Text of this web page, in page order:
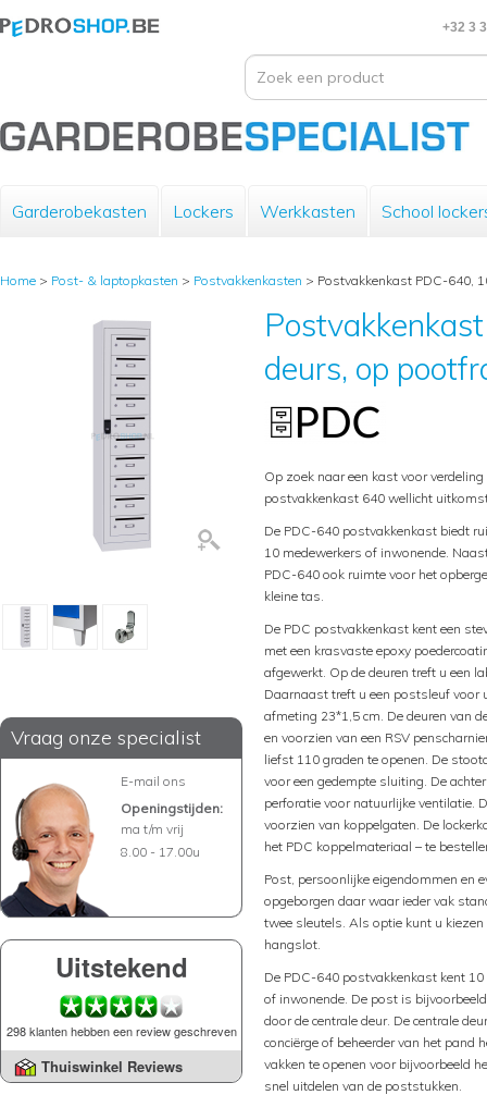
+32 3
Garderobekasten Lockers Werkkasten School
Home > Post- & laptopkasten > Postvakkenkasten > Postvakkenkast PDC-640,
Vraag onze specialist
E-mail ons
Openingstijden:
ma t/m vrij
8.00 - 17.00u
Uitstekend
298 klanten hebben een review geschreven
Thuiswinkel Reviews
deurs, op
Op zoek naar een kast voor
postvakkenkast 640 wellicht
De PDC-640 postvakkenkast biedt
10 medewerkers of inwonende.
PDC-640 ook ruimte voor het
kleine tas.
De PDC postvakkenkast kent een
met een krasvaste epoxy
afgewerkt. Op de deuren treft u een
Daarnaast treft u een postsleuf voor
afmeting 23*1,5 cm. De deuren van
en voorzien van een RSV
liefst 110 graden te openen. De
voor een gedempte sluiting. De
perforatie voor natuurlijke ventilatie.
voorzien van koppelgaten. De
het PDC koppelmateriaal – te
Post, persoonlijke eigendommen en
opgeborgen daar waar ieder vak
twee sleutels. Als optie kunt u
hangslot.
De PDC-640 postvakkenkast kent
of inwonende. De post is
door de centrale deur. De centrale
conciërge of beheerder van het pand
vakken te openen voor bijvoorbeeld
snel uitdelen van de poststukken.